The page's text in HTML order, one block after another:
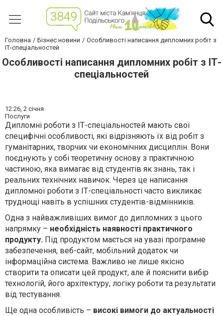
Головна Бізнес новини
Особливості написання дипломних робіт з
ІТ-спеціальностей
Особливості написання дипломних робіт з ІТ-
спеціальностей
12:26, 2 січня
Послуги
Дипломні роботи з ІТ-спеціальностей мають свої
специфічні особливості, які відрізняють їх від робіт з
гуманітарних, творчих чи економічних дисциплін. Вони
поєднують у собі теоретичну основу з практичною
частиною, яка вимагає від студентів як знань, так і
реальних технічних навичок. Через це написання
дипломної роботи з ІТ-спеціальності часто викликає
труднощі навіть в успішних студентів-відмінників.
Одна з найважливіших вимог до дипломних з цього
напрямку – необхідність наявності практичного
продукту. Під продуктом мається на увазі програмне
забезпечення, веб-сайт, мобільний додаток чи
інформаційна система. Важливо не лише якісно
створити та описати цей продукт, але й пояснити вибір
технологій, його архітектуру, логіку роботи та результати
від тестування.
Ще одна особливість – високі вимоги до актуальності